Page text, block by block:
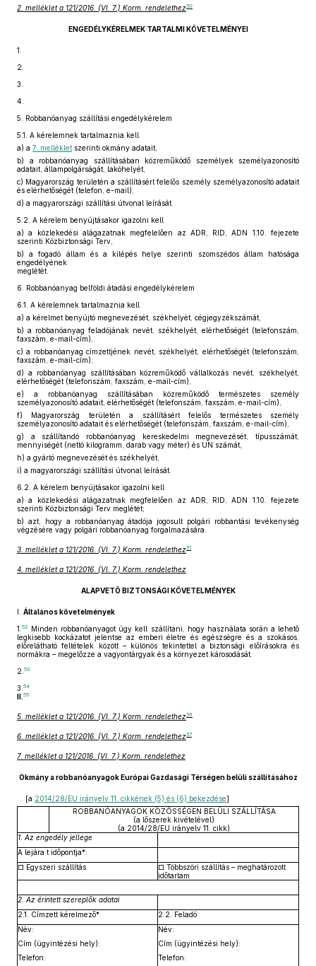
2. melléklet a 121/2016. (VI. 7.) Korm. rendelethez50
ENGEDÉLYKÉRELMEK TARTALMI KÖVETELMÉNYEI
1.
2.
3.
4.
5.
Robbanóanyag szállítási engedélykérelem
5.1. A kérelemnek tartalmaznia kell
a) a 7. melléklet szerinti okmány adatait,
b) a robbanóanyag szállításában közreműködő személyek személyazonosító
adatait, állampolgárságát, lakóhelyét,
c) Magyarország területén a szállításért felelős személy személyazonosító adatait
és elérhetőségét (telefon, e-mail),
d) a magyarországi szállítási útvonal leírását.
5.2. A kérelem benyújtásakor igazolni kell
a) a közlekedési alágazatnak megfelelően az ADR, RID, ADN 1.10. fejezete
szerinti Közbiztonsági Terv,
b) a fogadó állam és a kilépés helye szerinti szomszédos állam hatósága
engedélyének
meglétét.
6.
Robbanóanyag belföldi átadási engedélykérelem
6.1. A kérelemnek tartalmaznia kell
a) a kérelmet benyújtó megnevezését, székhelyét, cégjegyzékszámát,
b) a robbanóanyag feladójának nevét, székhelyét, elérhetőségét (telefonszám,
faxszám, e-mail-cím),
c) a robbanóanyag címzettjének nevét, székhelyét, elérhetőségét (telefonszám,
faxszám, e-mail-cím),
d) a robbanóanyag szállításában közreműködő vállalkozás nevét, székhelyét,
elérhetőségét (telefonszám, faxszám, e-mail-cím),
e) a robbanóanyag szállításában közreműködő természetes személy
személyazonosító adatait, elérhetőségét (telefonszám, faxszám, e-mail-cím),
f) Magyarország területén a szállításért felelős természetes személy
személyazonosító adatait és elérhetőségét (telefonszám, faxszám, e-mail-cím),
g) a szállítandó robbanóanyag kereskedelmi megnevezését, típusszámát,
mennyiségét (nettó kilogramm, darab vagy méter) és UN számát,
h) a gyártó megnevezését és székhelyét,
i) a magyarországi szállítási útvonal leírását.
6.2. A kérelem benyújtásakor igazolni kell
a) a közlekedési alágazatnak megfelelően az ADR, RID, ADN 1.10. fejezete
szerinti Közbiztonsági Terv meglétét;
b) azt, hogy a robbanóanyag átadója jogosult polgári robbantási tevékenység
végzésére vagy polgári robbanóanyag forgalmazására.
3. melléklet a 121/2016. (VI. 7.) Korm. rendelethez51
4. melléklet a 121/2016. (VI. 7.) Korm. rendelethez
ALAPVETŐ BIZTONSÁGI KÖVETELMÉNYEK
I. Általános követelmények
1. 52
Minden robbanóanyagot úgy kell szállítani, hogy használata során a lehető
legkisebb kockázatot jelentse az emberi életre és egészségre és a szokásos,
előrelátható feltételek között – különös tekintettel a biztonsági előírásokra és
normákra – megelőzze a vagyontárgyak és a környezet károsodását.
2. 53
3. 54
II.55
5. melléklet a 121/2016. (VI. 7.) Korm. rendelethez56
6. melléklet a 121/2016. (VI. 7.) Korm. rendelethez57
7. melléklet a 121/2016. (VI. 7.) Korm. rendelethez
Okmány a robbanóanyagok Európai Gazdasági Térségen belüli szállításához
[a 2014/28/EU irányelv 11. cikkének (5) és (6) bekezdése]
ROBBANÓANYAGOK KÖZŐSSÉGEN BELÜLI SZÁLLÍTÁSA
(a lőszerek kivételével)
(a 2014/28/EU irányelv 11. cikk)
1. Az engedély jellege
A lejára t időpontja*:
□ Egyszeri szállítás
□ Többszöri szállítás – meghatározott
időtartam
2. Az érintett szereplők adatai
2.1. Címzett kérelmező*
2.2. Feladó
Név:
Név:
Cím (ügyintézési hely):
Cím (ügyintézési hely):
Telefon:
Telefon: